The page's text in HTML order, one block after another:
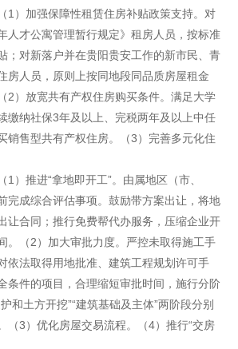
1）加强保障性租赁住房补贴政策支持。对
人才公寓管理暂行规定》租房人员，按标准
；对新落户并在贵阳贵安工作的新市民、青
房人员，原则上按同地段同品质房屋租金
2）放宽共有产权住房购买条件。满足大学
缴纳社保3年及以上、完税两年及以上中任
销售型共有产权住房。（3）完善多元化住
）推进“拿地即开工”。由属地区（市、
完成综合评估事项。鼓励带方案出让，将地
让合同；推行免费帮代办服务，压缩企业开
。（2）加大审批力度。严控未取得施工手
依法取得用地批准、建筑工程规划许可手
条件的项目，合理缩短审批时间，施行分阶
和土方开挖”“建筑基础及主体”两阶段分别
（3）优化房屋交易流程。（4）推行“交房